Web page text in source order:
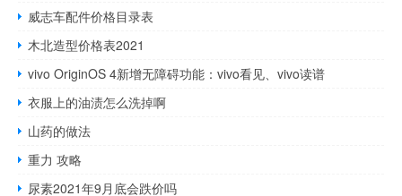
威志车配件价格目录表
木北造型价格表2021
vivo OriginOS 4新增无障碍功能：vivo看见、vivo读谱
衣服上的油渍怎么洗掉啊
山药的做法
重力 攻略
尿素2021年9月底会跌价吗